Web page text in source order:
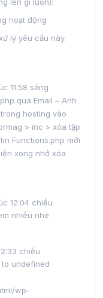
lên gì luôn):
hoạt động
lý yêu cầu này.
11:58 sáng
qua Email – Anh
hosting vào
> inc > xóa tập
Functions.php mới
xong nhớ xóa
12:04 chiều
nhiều nhé
chiều
to undefined
wp-